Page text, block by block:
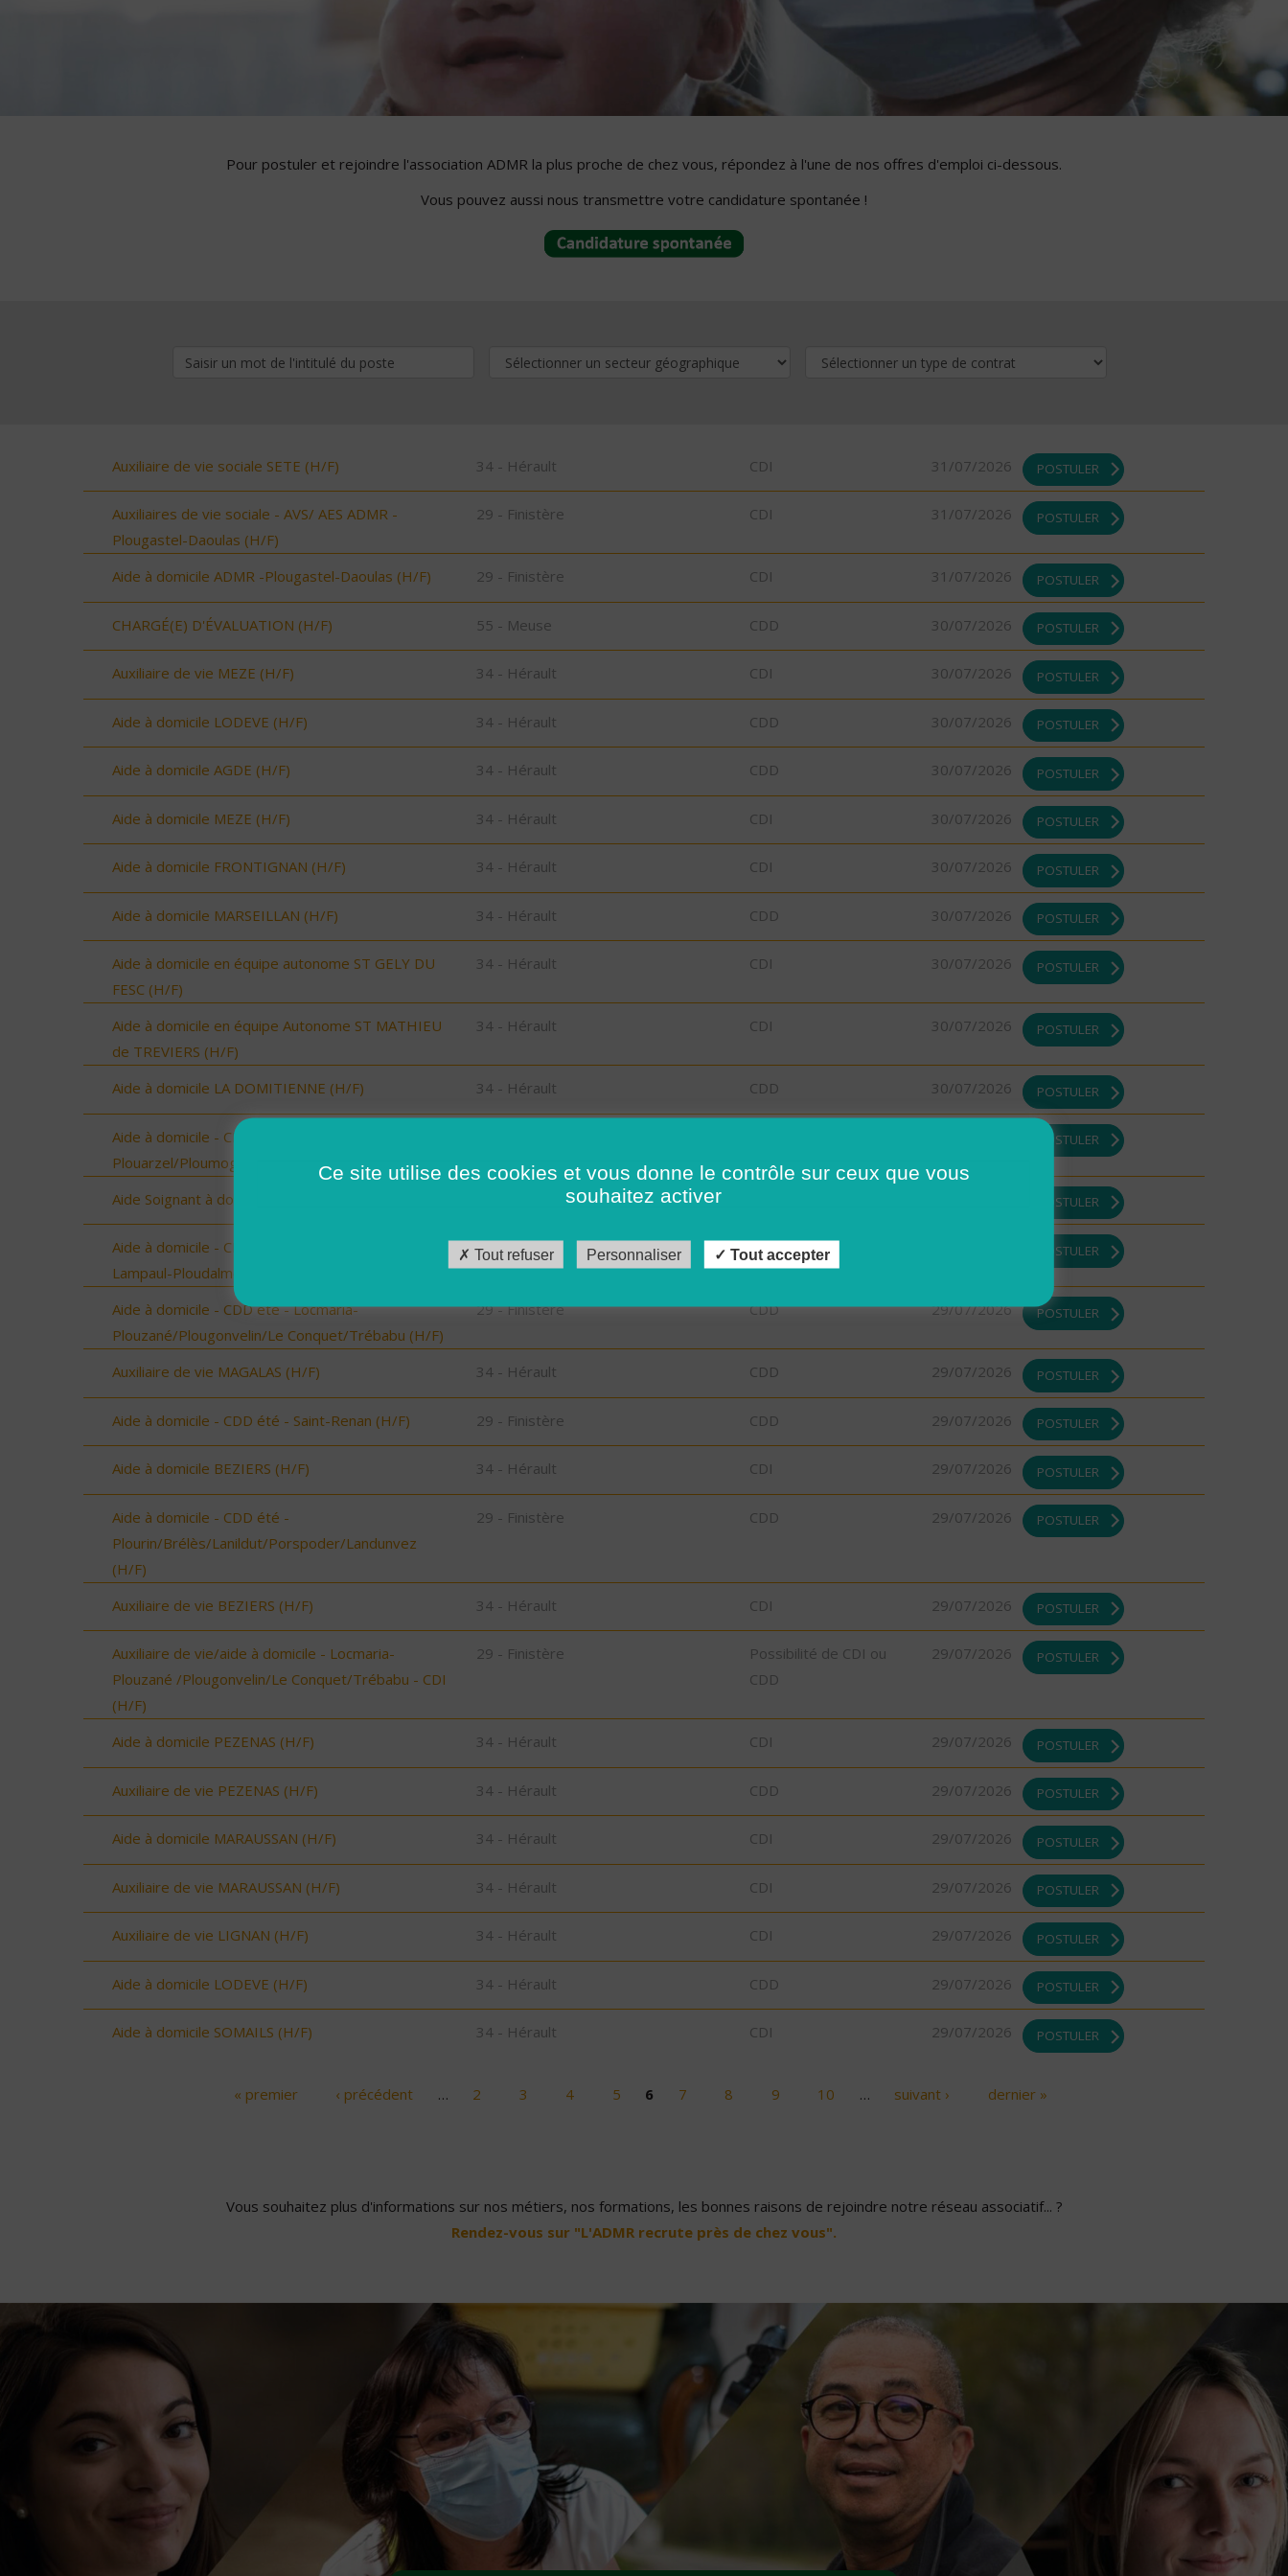
Pour postuler et rejoindre l'association ADMR la plus proche de chez vous, répondez à l'une de nos offres d'emploi ci-dessous.
Vous pouvez aussi nous transmettre votre candidature spontanée !
Auxiliaire de vie sociale SETE (H/F) 34 - Hérault CDI 31/07/2026 POSTULER
Auxiliaires de vie sociale - AVS/ AES ADMR -
Plougastel-Daoulas (H/F)
29 - Finistère CDI 31/07/2026 POSTULER
Aide à domicile ADMR -Plougastel-Daoulas (H/F) 29 - Finistère CDI 31/07/2026 POSTULER
CHARGÉ(E) D'ÉVALUATION (H/F) 55 - Meuse CDD 30/07/2026 POSTULER
Auxiliaire de vie MEZE (H/F) 34 - Hérault CDI 30/07/2026 POSTULER
Aide à domicile LODEVE (H/F) 34 - Hérault CDD 30/07/2026 POSTULER
Aide à domicile AGDE (H/F) 34 - Hérault CDD 30/07/2026 POSTULER
Aide à domicile MEZE (H/F) 34 - Hérault CDI 30/07/2026 POSTULER
Aide à domicile FRONTIGNAN (H/F) 34 - Hérault CDI 30/07/2026 POSTULER
Aide à domicile MARSEILLAN (H/F) 34 - Hérault CDD 30/07/2026 POSTULER
Aide à domicile en équipe autonome ST GELY DU
FESC (H/F)
34 - Hérault CDI 30/07/2026 POSTULER
Aide à domicile en équipe Autonome ST MATHIEU
de TREVIERS (H/F)
34 - Hérault CDI 30/07/2026 POSTULER
Aide à domicile LA DOMITIENNE (H/F) 34 - Hérault CDD 30/07/2026 POSTULER
Aide à domicile - CDD été - Plouarzel/Lampaul-
Plouarzel/Ploumoguer (H/F)
POSTULER
Aide Soignant à domicile CAPESTANG (H/F) POSTULER
Aide à domicile - CDD été - Ploudalmézeau,
Lampaul-Ploudalmézeau, St Pabu (H/F)
29 - Finistère CDD POSTULER
Aide à domicile - CDD été - Locmaria-
Plouzané/Plougonvelin/Le Conquet/Trébabu (H/F)
29 - Finistère CDD 29/07/2026 POSTULER
Auxiliaire de vie MAGALAS (H/F) 34 - Hérault CDD 29/07/2026 POSTULER
Aide à domicile - CDD été - Saint-Renan (H/F) 29 - Finistère CDD 29/07/2026 POSTULER
Aide à domicile BEZIERS (H/F) 34 - Hérault CDI 29/07/2026 POSTULER
Aide à domicile - CDD été -
Plourin/Brélès/Lanildut/Porspoder/Landunvez
(H/F)
29 - Finistère CDD 29/07/2026 POSTULER
Auxiliaire de vie BEZIERS (H/F) 34 - Hérault CDI 29/07/2026 POSTULER
Auxiliaire de vie/aide à domicile - Locmaria-
Plouzané /Plougonvelin/Le Conquet/Trébabu - CDI
(H/F)
29 - Finistère
Possibilité de CDI ou
CDD
29/07/2026 POSTULER
Aide à domicile PEZENAS (H/F) 34 - Hérault CDI 29/07/2026 POSTULER
Auxiliaire de vie PEZENAS (H/F) 34 - Hérault CDD 29/07/2026 POSTULER
Aide à domicile MARAUSSAN (H/F) 34 - Hérault CDI 29/07/2026 POSTULER
Auxiliaire de vie MARAUSSAN (H/F) 34 - Hérault CDI 29/07/2026 POSTULER
Auxiliaire de vie LIGNAN (H/F) 34 - Hérault CDI 29/07/2026 POSTULER
Aide à domicile LODEVE (H/F) 34 - Hérault CDD 29/07/2026 POSTULER
Aide à domicile SOMAILS (H/F) 34 - Hérault CDI 29/07/2026 POSTULER
« premier ‹ précédent … 2 3 4 5 6 7 8 9 10 … suivant › dernier »
Vous souhaitez plus d'informations sur nos métiers, nos formations, les bonnes raisons de rejoindre notre réseau associatif... ?
Rendez-vous sur "L'ADMR recrute près de chez vous".
Ce site utilise des cookies et vous donne le contrôle sur ceux que vous
souhaitez activer
Tout refuser Personnaliser Tout accepter